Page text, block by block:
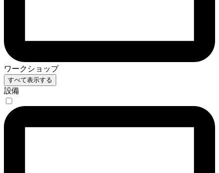
ワークショップ
すべて表示する
設備